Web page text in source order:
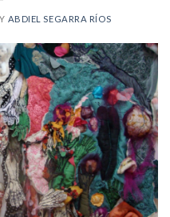
ABDIEL SEGARRA RÍOS